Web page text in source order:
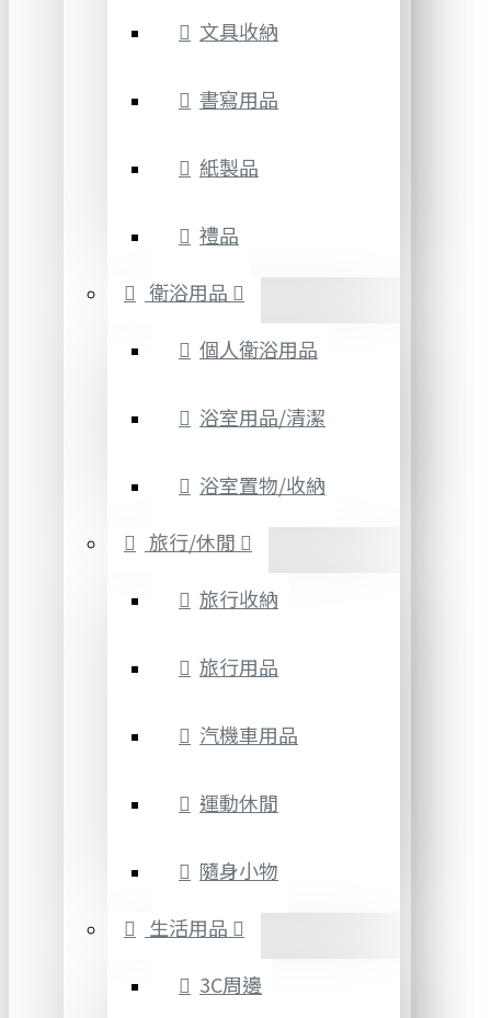
文具收納
書寫用品
紙製品
禮品
衛浴用品
個人衛浴用品
浴室用品/清潔
浴室置物/收納
旅行/休閒
旅行收納
旅行用品
汽機車用品
運動休閒
隨身小物
生活用品
3C周邊